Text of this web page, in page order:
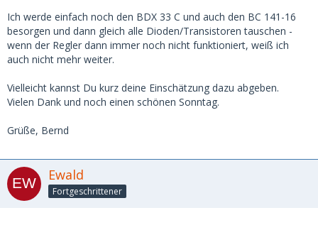
Ich werde einfach noch den BDX 33 C und auch den BC 141-16
besorgen und dann gleich alle Dioden/Transistoren tauschen -
wenn der Regler dann immer noch nicht funktioniert, weiß ich
auch nicht mehr weiter.
Vielleicht kannst Du kurz deine Einschätzung dazu abgeben.
Vielen Dank und noch einen schönen Sonntag.
Grüße, Bernd
Ewald
Fortgeschrittener